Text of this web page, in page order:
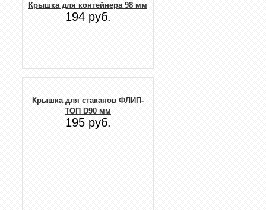
Крышка для контейнера 98 мм
194 руб.
Крышка для стаканов ФЛИП-
ТОП D90 мм
195 руб.